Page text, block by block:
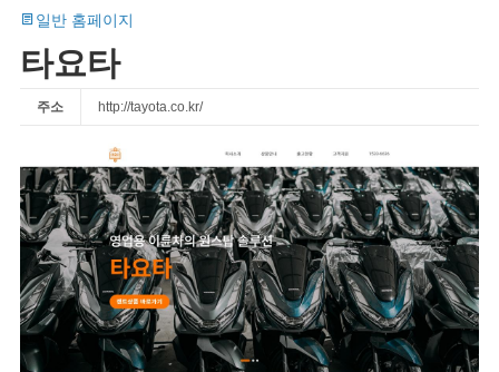
일반 홈페이지
타요타
주소 http://tayota.co.kr/